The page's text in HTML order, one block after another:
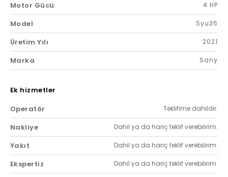
Motor Gücü 4 HP
Model Syu35
Üretim Yılı 2021
Marka Sany
Ek hizmetler
Operatör
Teklifime dahildir.
Nakliye Dahil ya da hariç teklif verebilirim.
Yakıt Dahil ya da hariç teklif verebilirim.
Ekspertiz Dahil ya da hariç teklif verebilirim.